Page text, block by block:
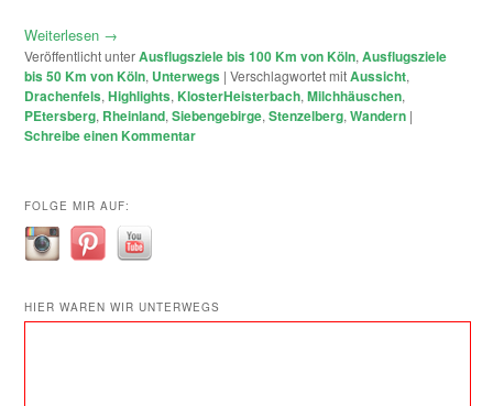
Weiterlesen →
Veröffentlicht unterAusflugsziele bis 100 Km von Köln,Ausflugsziele
bis 50 Km von Köln, Unterwegs |Verschlagwortet mitAussicht,
Drachenfels,Highlights,KlosterHeisterbach,Milchhäuschen,
PEtersberg, Rheinland,Siebengebirge,Stenzelberg,Wandern |
Schreibe einen Kommentar
FOLGE MIR AUF:
HIER WAREN WIR UNTERWEGS